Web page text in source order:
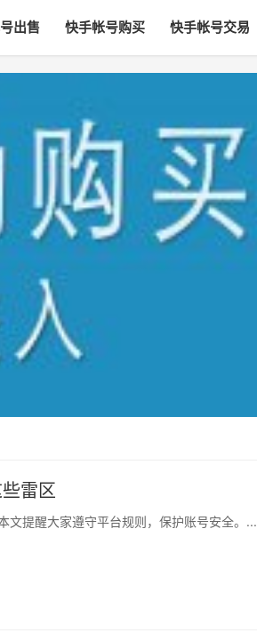
出售 快手帐号购买 快手帐号交易
雷区
文提醒大家遵守平台规则，保护账号安全。...